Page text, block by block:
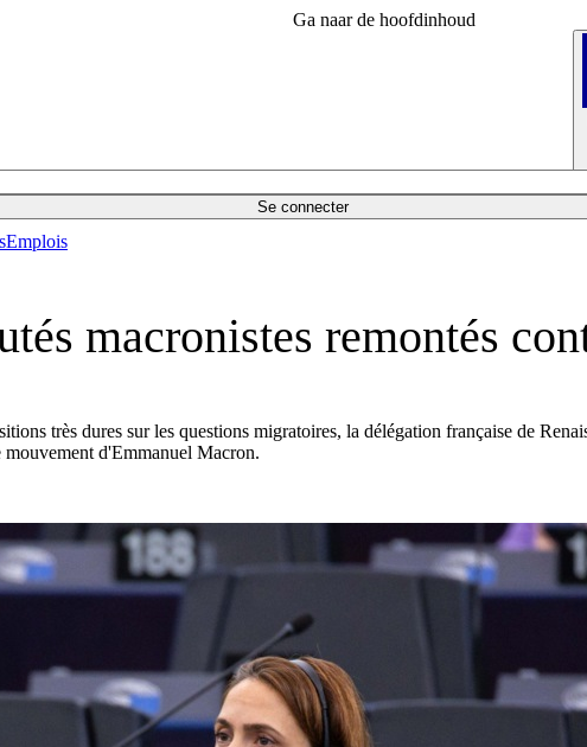
Ga naar de hoofdinhoud
Se connecter
Emplois
macronistes remontés
très dures sur les questions migratoires, la délégation française de
d'Emmanuel Macron.